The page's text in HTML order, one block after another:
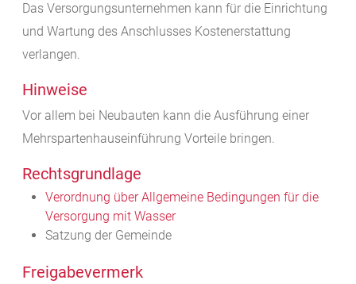
Das Versorgungsunternehmen kann für die Einrichtung
und Wartung des Anschlusses Kostenerstattung
verlangen.
Hinweise
Vor allem bei Neubauten kann die Ausführung einer
Mehrspartenhauseinführung Vorteile bringen.
Rechtsgrundlage
Verordnung über Allgemeine Bedingungen für die
Versorgung mit Wasser
Satzung der Gemeinde
Freigabevermerk